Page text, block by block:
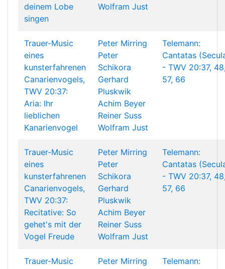
deinem Lobe
singen
Wolfram Just
Trauer-Music
eines
kunsterfahrenen
Canarienvogels,
TWV 20:37:
Aria: Ihr
lieblichen
Kanarienvogel
Peter Mirring
Peter
Schikora
Gerhard
Pluskwik
Achim Beyer
Reiner Suss
Wolfram Just
Telemann:
Cantatas
- TWV 20:37,
57, 66
Trauer-Music
eines
kunsterfahrenen
Canarienvogels,
TWV 20:37:
Recitative: So
gehet's mit der
Vogel Freude
Peter Mirring
Peter
Schikora
Gerhard
Pluskwik
Achim Beyer
Reiner Suss
Wolfram Just
Telemann:
Cantatas
- TWV 20:37,
57, 66
Trauer-Music
Peter Mirring
Telemann: